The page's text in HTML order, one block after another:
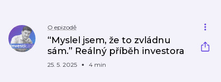
O epizodě
“Myslel jsem, že to zvládnu
sám.” Reálný příběh investora
25. 5. 2025 4 min